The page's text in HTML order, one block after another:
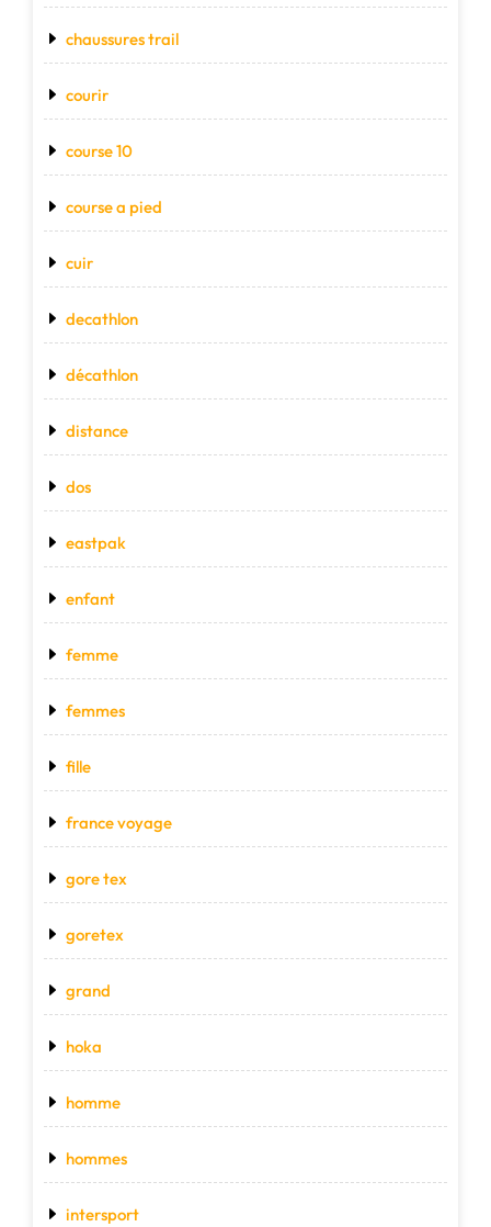
chaussures trail
courir
course 10
course a pied
cuir
decathlon
décathlon
distance
dos
eastpak
enfant
femme
femmes
fille
france voyage
gore tex
goretex
grand
hoka
homme
hommes
intersport